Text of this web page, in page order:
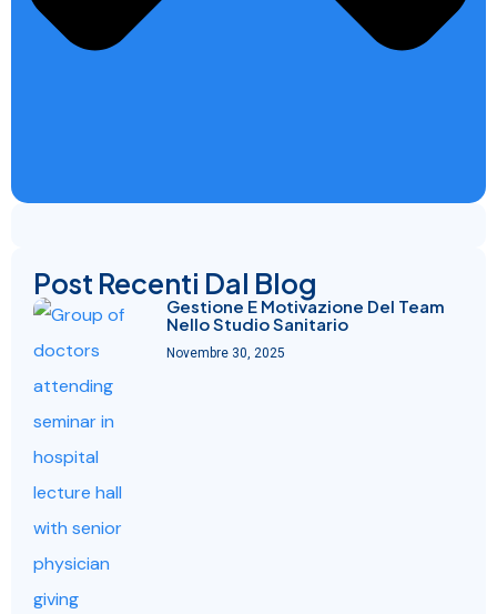
Post Recenti Dal Blog
Gestione E Motivazione Del Team
Nello Studio Sanitario
Novembre 30, 2025